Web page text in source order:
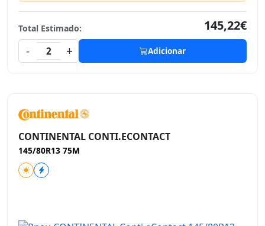
Total Estimado:
145,22€
-
2 + Adicionar
CONTINENTAL CONTI.ECONTACT
145/80R13 75M